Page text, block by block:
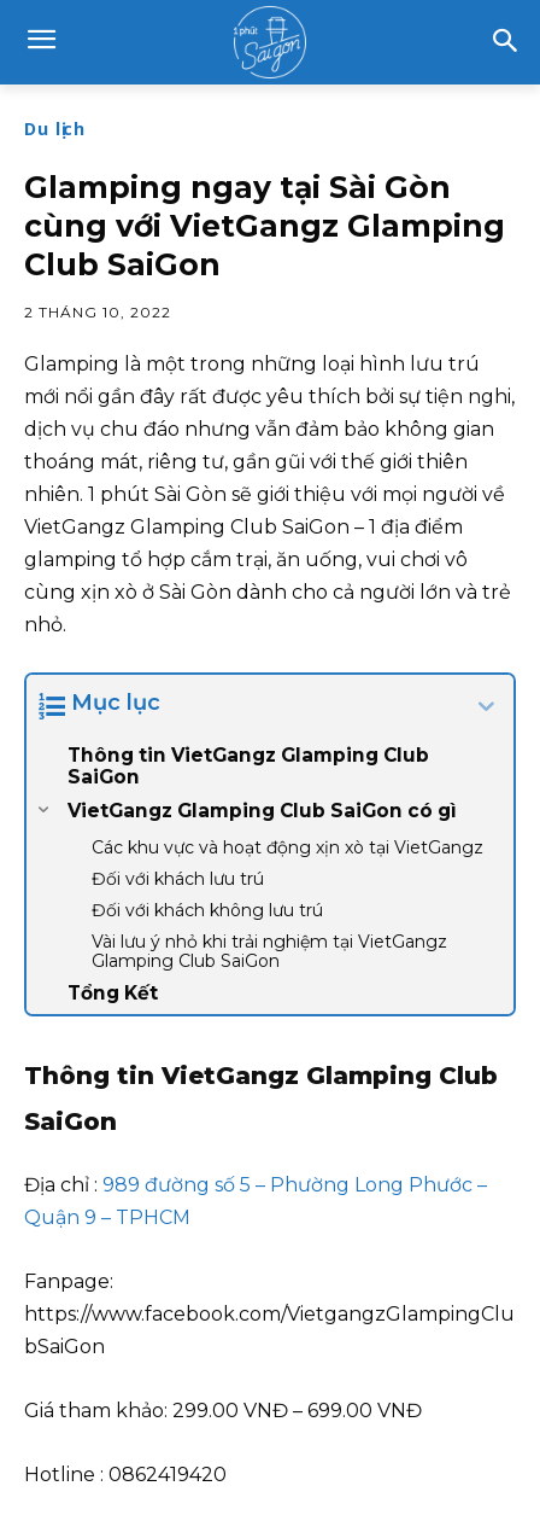
Du lịch
Glamping ngay tại Sài Gòn
cùng với VietGangz Glamping
Club SaiGon
2 THÁNG 10, 2022
Glamping là một trong những loại hình lưu trú
mới nổi gần đây rất được yêu thích bởi sự tiện nghi,
dịch vụ chu đáo nhưng vẫn đảm bảo không gian
thoáng mát, riêng tư, gần gũi với thế giới thiên
nhiên. 1 phút Sài Gòn sẽ giới thiệu với mọi người về
VietGangz Glamping Club SaiGon – 1 địa điểm
glamping tổ hợp cắm trại, ăn uống, vui chơi vô
cùng xịn xò ở Sài Gòn dành cho cả người lớn và trẻ
nhỏ.
Mục lục
Thông tin VietGangz Glamping Club
SaiGon
VietGangz Glamping Club SaiGon có gì
Các khu vực và hoạt động xịn xò tại VietGangz
Đối với khách lưu trú
Đối với khách không lưu trú
Vài lưu ý nhỏ khi trải nghiệm tại VietGangz
Glamping Club SaiGon
Tổng Kết
Thông tin VietGangz Glamping Club
SaiGon
Địa chỉ : 989 đường số 5 – Phường Long Phước –
Quận 9 – TPHCM
Fanpage:
https://www.facebook.com/VietgangzGlampingClu
bSaiGon
Giá tham khảo: 299.00 VNĐ – 699.00 VNĐ
Hotline : 0862419420